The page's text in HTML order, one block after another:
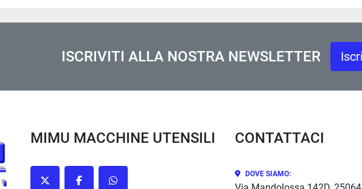
ISCRIVITI ALLA NOSTRA NEWSLETTER
MIMU MACCHINE UTENSILI
twitter facebookwhatsapp
CONTATTACI
DOVE SIAMO: